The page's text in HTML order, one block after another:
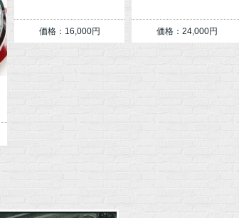
価格：16,000円 価格：24,000円